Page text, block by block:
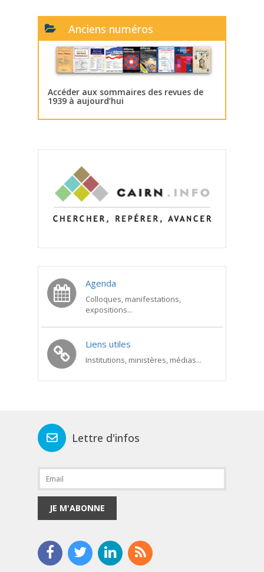
Anciens numéros
Accéder aux sommaires des revues de
1939 à aujourd’hui
Agenda
Colloques, manifestations,
expositions...
Liens utiles
Institutions, ministères, médias...
Lettre d'infos
JE M'ABONNE